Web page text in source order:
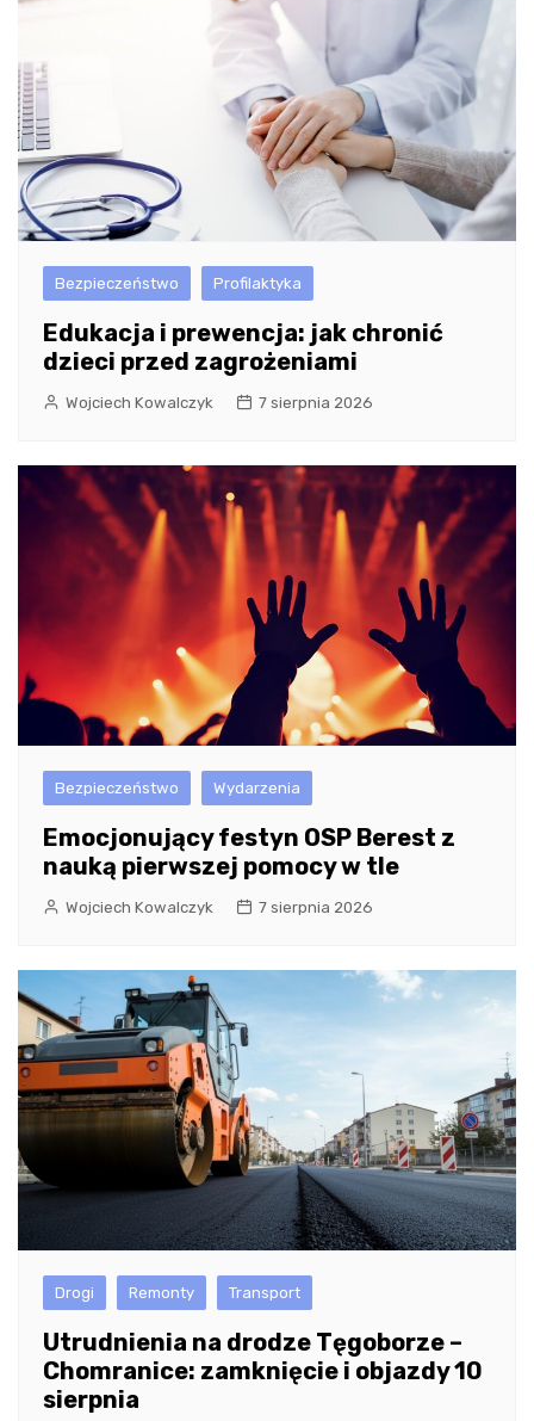
Bezpieczeństwo Profilaktyka
Edukacja i prewencja: jak chronić
dzieci przed zagrożeniami
Wojciech Kowalczyk 7 sierpnia 2026
Bezpieczeństwo Wydarzenia
Emocjonujący festyn OSP Berest z
nauką pierwszej pomocy w tle
Wojciech Kowalczyk 7 sierpnia 2026
Drogi Remonty Transport
Utrudnienia na drodze Tęgoborze –
Chomranice: zamknięcie i objazdy 10
sierpnia